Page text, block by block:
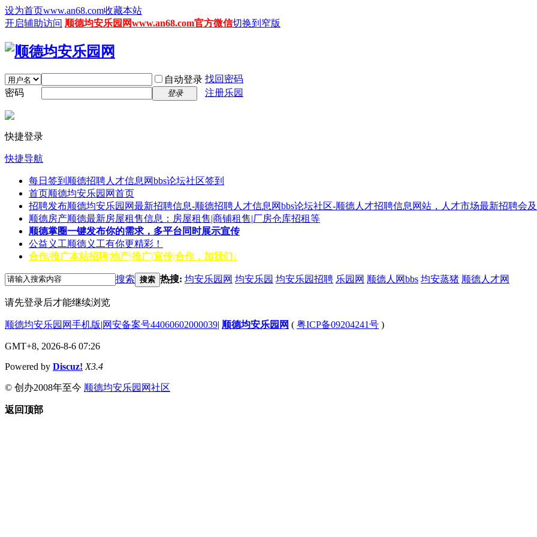
设为首页www.an68.com收藏本站
开启辅助访问 顺德均安乐园网www.an68.com官方微信切换到窄版
自动登录 找回密码
密码
登录 注册乐园
快捷登录
快捷导航
每日签到 顺德招聘人才信息网bbs论坛社区签到
首页顺德均安乐园网首页
招聘发布顺德均安乐园网最新招聘信息-顺德招聘人才信息网bbs论坛社区-顺德人才招聘信息网站，人才市场最新招聘会
顺德房产顺德最新房屋租售信息：房屋租售|商铺租售|厂房仓库招租等
顺德掌圈一键发布你的需求，多平台同时展示宣传
公益义工顺德义工有你更精彩！
合作/推广本站招聘|地产|推广|宣传|合作，加我们↓
搜索 搜索 热搜: 均安乐园网 均安乐园 均安乐园招聘 乐园网 顺德人网bbs 均安蒸猪 顺德人才网
请先登录后才能继续浏览
顺德均安乐园网手机版|网安备案号44060602000039| 顺德均安乐园网 ( 粤ICP备09204241号 )
GMT+8, 2026-8-6 07:26
Powered by Discuz! X3.4
© 创办2008年至今 顺德均安乐园网社区
返回顶部